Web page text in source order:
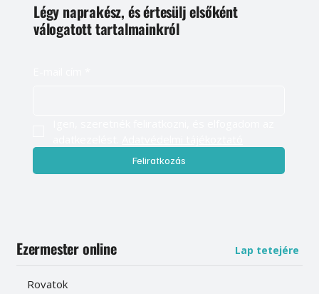
Légy naprakész, és értesülj elsőként
válogatott tartalmainkról
Feliratkozás
Ezermester online Lap tetejére
Rovatok